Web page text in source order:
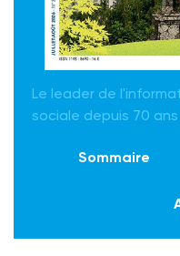
Le leader de
sociale depuis 70 ans
Sommaire